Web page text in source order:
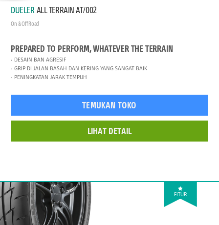
DUELER ALL TERRAIN AT/002
On & Off Road
PREPARED TO PERFORM, WHATEVER THE TERRAIN
DESAIN BAN AGRESIF
GRIP DI JALAN BASAH DAN KERING YANG SANGAT BAIK
PENINGKATAN JARAK TEMPUH
TEMUKAN TOKO
LIHAT DETAIL
FITUR